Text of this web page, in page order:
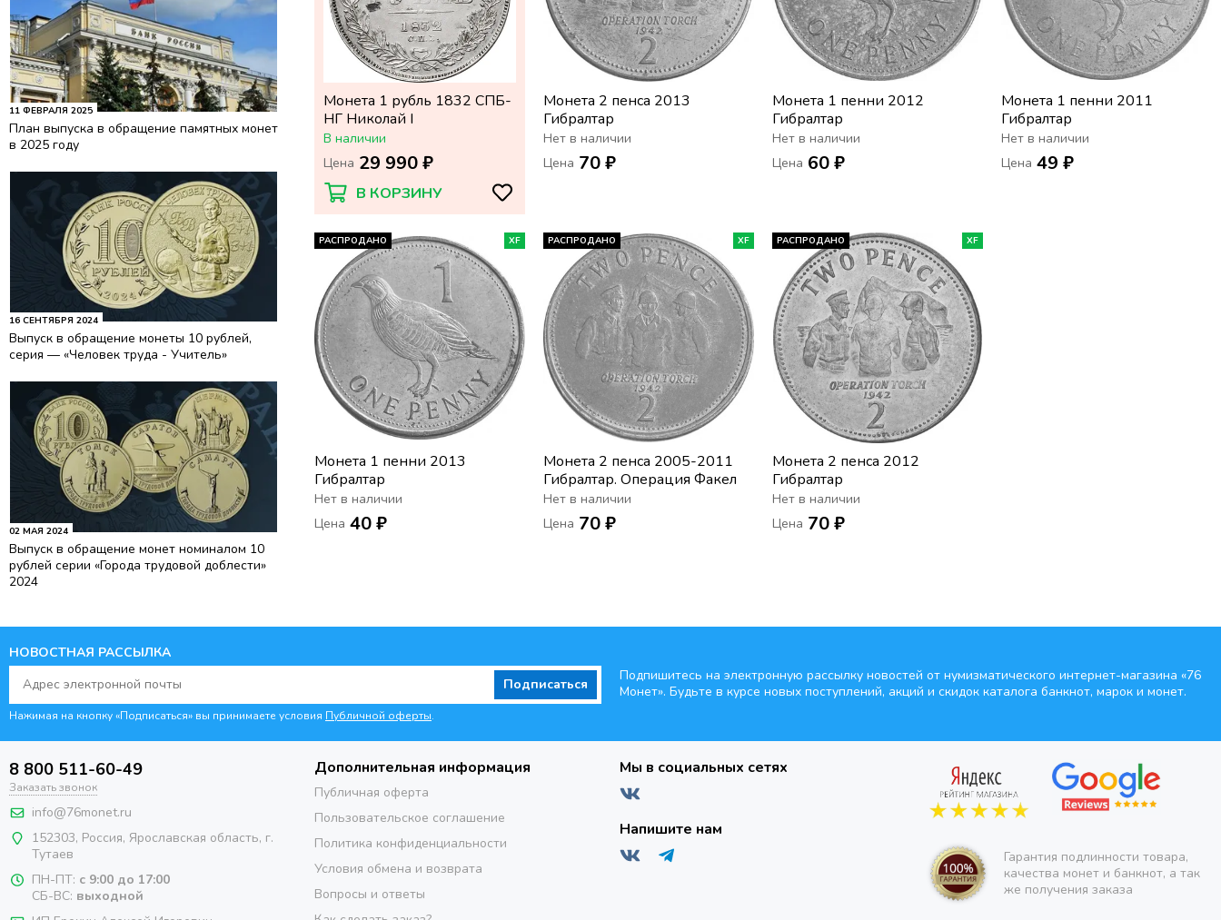
11 ФЕВРАЛЯ 2025
План выпуска в обращение памятных монет
в 2025 году
16 СЕНТЯБРЯ 2024
Выпуск в обращение монеты 10 рублей,
серия — «Человек труда - Учитель»
02 МАЯ 2024
Выпуск в обращение монет номиналом 10
рублей серии «Города трудовой доблести»
2024
Монета 1 рубль 1832 СПБ-
НГ Николай I
В наличии
Цена 29 990 ₽
В КОРЗИНУ
Монета 2 пенса 2013
Гибралтар
Нет в наличии
Цена 70 ₽
Монета 1 пенни 2012
Гибралтар
Нет в наличии
Цена 60 ₽
Монета 1 пенни 2011
Гибралтар
Нет в наличии
Цена 49 ₽
РАСПРОДАНО XF
Монета 1 пенни 2013
Гибралтар
Нет в наличии
Цена 40 ₽
РАСПРОДАНО XF
Монета 2 пенса 2005-2011
Гибралтар. Операция Факел
Нет в наличии
Цена 70 ₽
РАСПРОДАНО XF
Монета 2 пенса 2012
Гибралтар
Нет в наличии
Цена 70 ₽
НОВОСТНАЯ РАССЫЛКА
Подписаться
Нажимая на кнопку «Подписаться» вы принимаете условия Публичной оферты.
Подпишитесь на электронную рассылку новостей от нумизматического интернет-магазина «76
Монет». Будьте в курсе новых поступлений, акций и скидок каталога банкнот, марок и монет.
8 800 511-60-49
Заказать звонок
info@76monet.ru
152303, Россия, Ярославская область, г.
Тутаев
ПН-ПТ: с 9:00 до 17:00
СБ-ВС: выходной
Дополнительная информация
Публичная оферта
Пользовательское соглашение
Политика конфиденциальности
Условия обмена и возврата
Вопросы и ответы
Мы в социальных сетях
Напишите нам
Гарантия подлинности товара,
качества монет и банкнот, а так
же получения заказа